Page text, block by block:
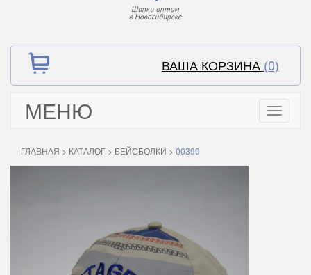
ВАША КОРЗИНА (0)
МЕНЮ
Toggle
ГЛАВНАЯ > КАТАЛОГ > БЕЙСБОЛКИ > 00399